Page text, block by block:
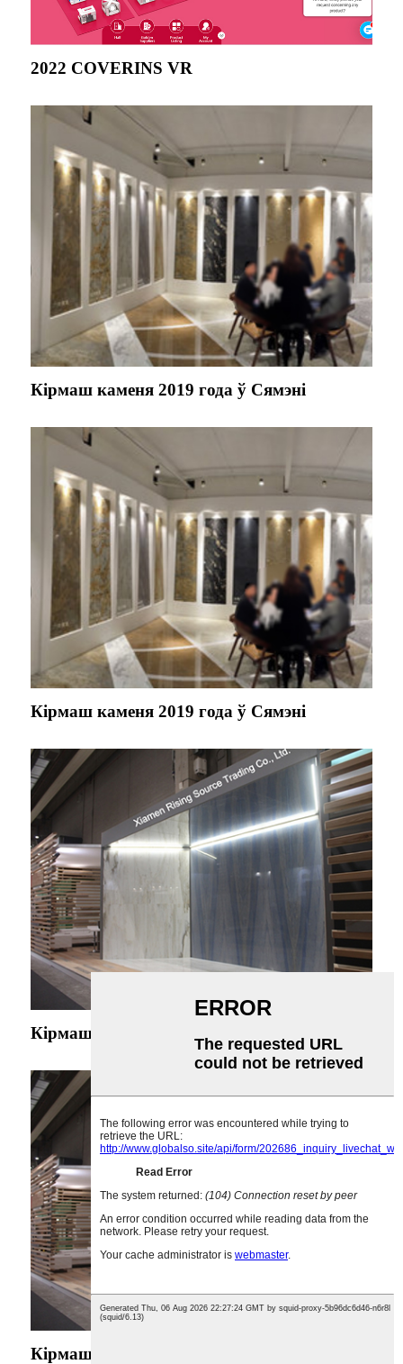
2022 COVERINS VR
Кірмаш каменя 2019 года ў Сямэні
Кірмаш каменя 2019 года ў Сямэні
Кірмаш каменя 2018 года ў Сямэні
Кірмаш каменя 2018 года ў Сямэні